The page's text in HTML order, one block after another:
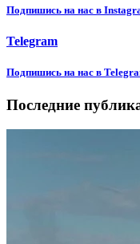
Подпишиcь на нас в
Telegram
Подпишиcь на нас в
Последние